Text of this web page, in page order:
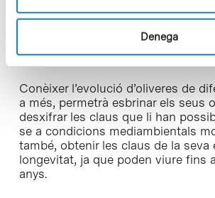
Denega
que va resultar en les oliveres
Mediterrània van donar origen a les
varietats de cultiu amb què
Conèixer l’evolució d’oliveres de
a més, permetrà esbrinar els seus
desxifrar les claus que li han
se a condicions mediambientals
també, obtenir les claus de la seva
longevitat, ja que poden viure fins
anys.